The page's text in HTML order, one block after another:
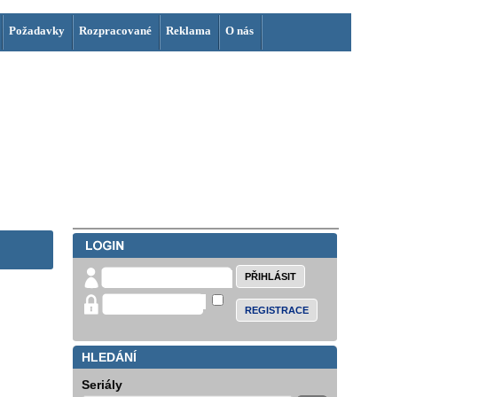
Požadavky Rozpracované Reklama O nás
REGISTRACE
HLEDÁNÍ
Seriály